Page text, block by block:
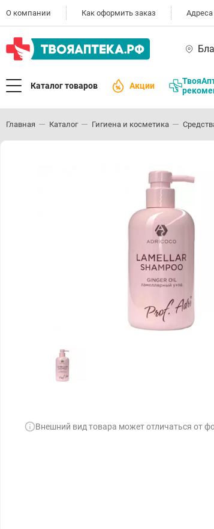
О компании Как оформить заказ Адреса
Каталог товаров Акции
Главная Каталог Гигиена и косметика
Внешний вид товара может отличаться от